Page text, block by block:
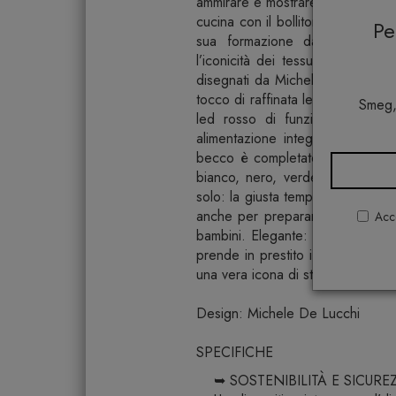
cucina con il bollitore Plissé,
sua formazione da architetto
l’iconicità dei tessuti plissettati
disegnati da Michele De Lucchi.
tocco di raffinata leggerezza.
led rosso di funzionamento,
alimentazione integra il display
becco è completato da un filtro
bianco, nero, verde e blu.
solo: la giusta temperatura per
anche per preparare
bambini. Elegante: un bollitore
prende in prestito i codici visivi
una vera icona di stile,
Design: Michele De Lucchi
SPECIFICHE
➥ SOSTENIBILITÀ E